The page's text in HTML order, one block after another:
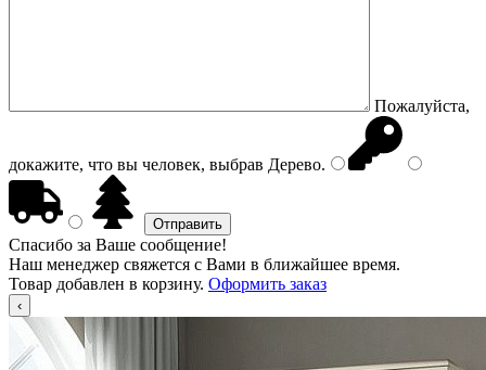
Пожалуйста,
докажите, что вы человек, выбрав Дерево.
Спасибо за Ваше сообщение!
Наш менеджер свяжется с Вами в ближайшее время.
Товар добавлен в корзину. Оформить заказ